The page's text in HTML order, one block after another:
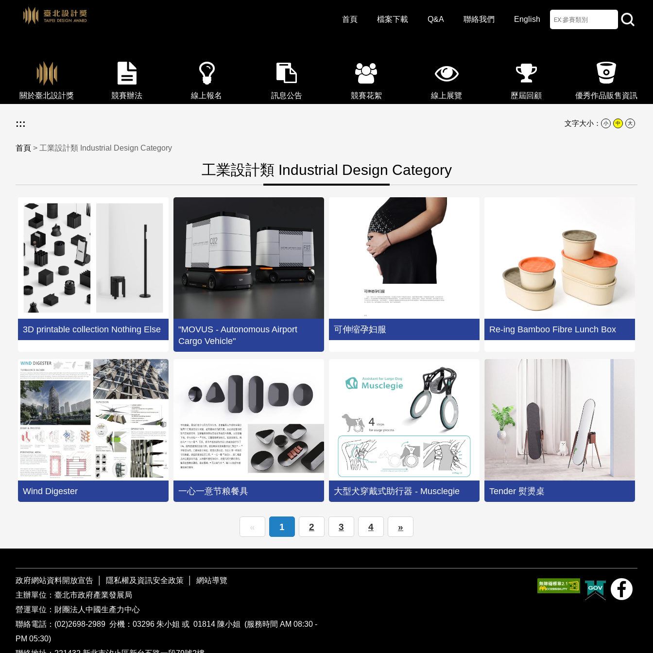
首頁 檔案下載 Q&A 聯絡我們 English
關於臺北設計獎 競賽辦法 線上報名 訊息公告 競賽花絮 線上展覽 歷屆回顧 優秀作品販售資訊
::: 文字大小： 小 中 大
首頁 > 工業設計類 Industrial Design Category
工業設計類 Industrial Design Category
3D printable collection Nothing Else
"MOVUS - Autonomous Airport
Cargo Vehicle"
可伸缩孕妇服 Re-ing Bamboo Fibre Lunch Box
Wind Digester 一心一意节粮餐具 大型犬穿戴式助行器 - Musclegie Tender 熨燙桌
« 1 2 3 4 »
政府網站資料開放宣告 隱私權及資訊安全政策
網站導覽
主辦單位：臺北市政府產業發展局
營運單位：財團法人中國生產力中心
聯絡電話： (02)2698-2989 分機：03296 朱小姐 或 01814 陳小姐 (服務時間 AM 08:30 -
PM 05:30)